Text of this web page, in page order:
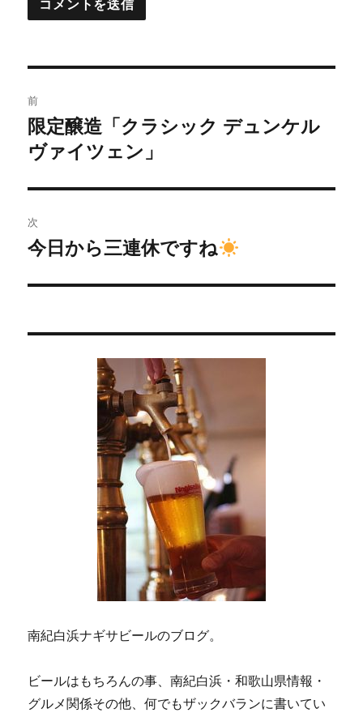
稿
ナ
ビ
ゲ
ー
シ
前
過
去
投
稿:
限定醸造「クラシック デュンケル
ヴァイツェン」
次
次
投
今日から三連休ですね
南紀白浜ナギサビールのブログ。
ビールはもちろんの事、南紀白浜・和歌山県情報・
グルメ関係その他、何でもザックバランに書いてい